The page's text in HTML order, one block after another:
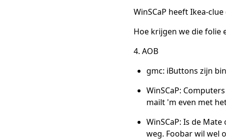
WinSCaP heeft Ikea-
Hoe krijgen we die folie
4. AOB
gmc: iButtons zijn
WinSCaP:
mailt 'm even met
WinSCaP: Is de
weg. Foobar wil wel